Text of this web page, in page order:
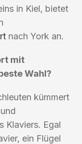
in Kiel, bietet
nach York an.
mit
Wahl?
kümmert
Klaviers. Egal
ein Flügel